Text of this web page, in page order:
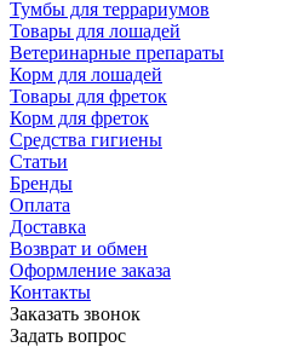
Тумбы для террариумов
Товары для лошадей
Ветеринарные препараты
Корм для лошадей
Товары для фреток
Корм для фреток
Средства гигиены
Статьи
Бренды
Оплата
Доставка
Возврат и обмен
Оформление заказа
Контакты
Заказать звонок
Задать вопрос